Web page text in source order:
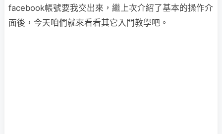
facebook帳號要我交出來，繼上次介紹了基本的操作介
面後，今天咱們就來看看其它入門教學吧。